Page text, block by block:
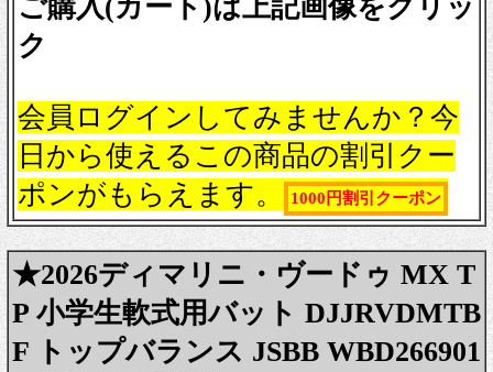
ご購入(カート)は上記画像をクリッ
ク
会員ログインしてみませんか？今
日から使えるこの商品の割引クー
ポンがもらえます。
1000円割引クーポン
★2026ディマリニ・ヴードゥ MX T
P 小学生軟式用バット DJJRVDMTB
F トップバランス JSBB WBD266901